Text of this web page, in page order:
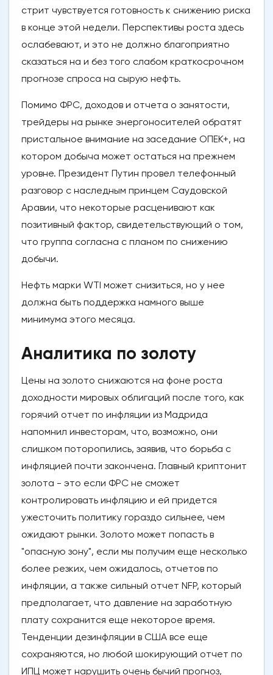
стрит чувствуется готовность к снижению риска
в конце этой недели. Перспективы роста здесь
ослабевают, и это не должно благоприятно
сказаться на и без того слабом краткосрочном
прогнозе спроса на сырую нефть.
Помимо ФРС, доходов и отчета о занятости,
трейдеры на рынке энергоносителей обратят
пристальное внимание на заседание ОПЕК+, на
котором добыча может остаться на прежнем
уровне. Президент Путин провел телефонный
разговор с наследным принцем Саудовской
Аравии, что некоторые расценивают как
позитивный фактор, свидетельствующий о том,
что группа согласна с планом по снижению
добычи.
Нефть марки WTI может снизиться, но у нее
должна быть поддержка намного выше
минимума этого месяца.
Аналитика по золоту
Цены на золото снижаются на фоне роста
доходности мировых облигаций после того, как
горячий отчет по инфляции из Мадрида
напомнил инвесторам, что, возможно, они
слишком поторопились, заявив, что борьба с
инфляцией почти закончена. Главный криптонит
золота - это если ФРС не сможет
контролировать инфляцию и ей придется
ужесточить политику гораздо сильнее, чем
ожидают рынки. Золото может попасть в
"опасную зону", если мы получим еще несколько
более резких, чем ожидалось, отчетов по
инфляции, а также сильный отчет NFP, который
предполагает, что давление на заработную
плату сохранится еще некоторое время.
Тенденции дезинфляции в США все еще
сохраняются, но любой шокирующий отчет по
ИПЦ может нарушить очень бычий прогноз,